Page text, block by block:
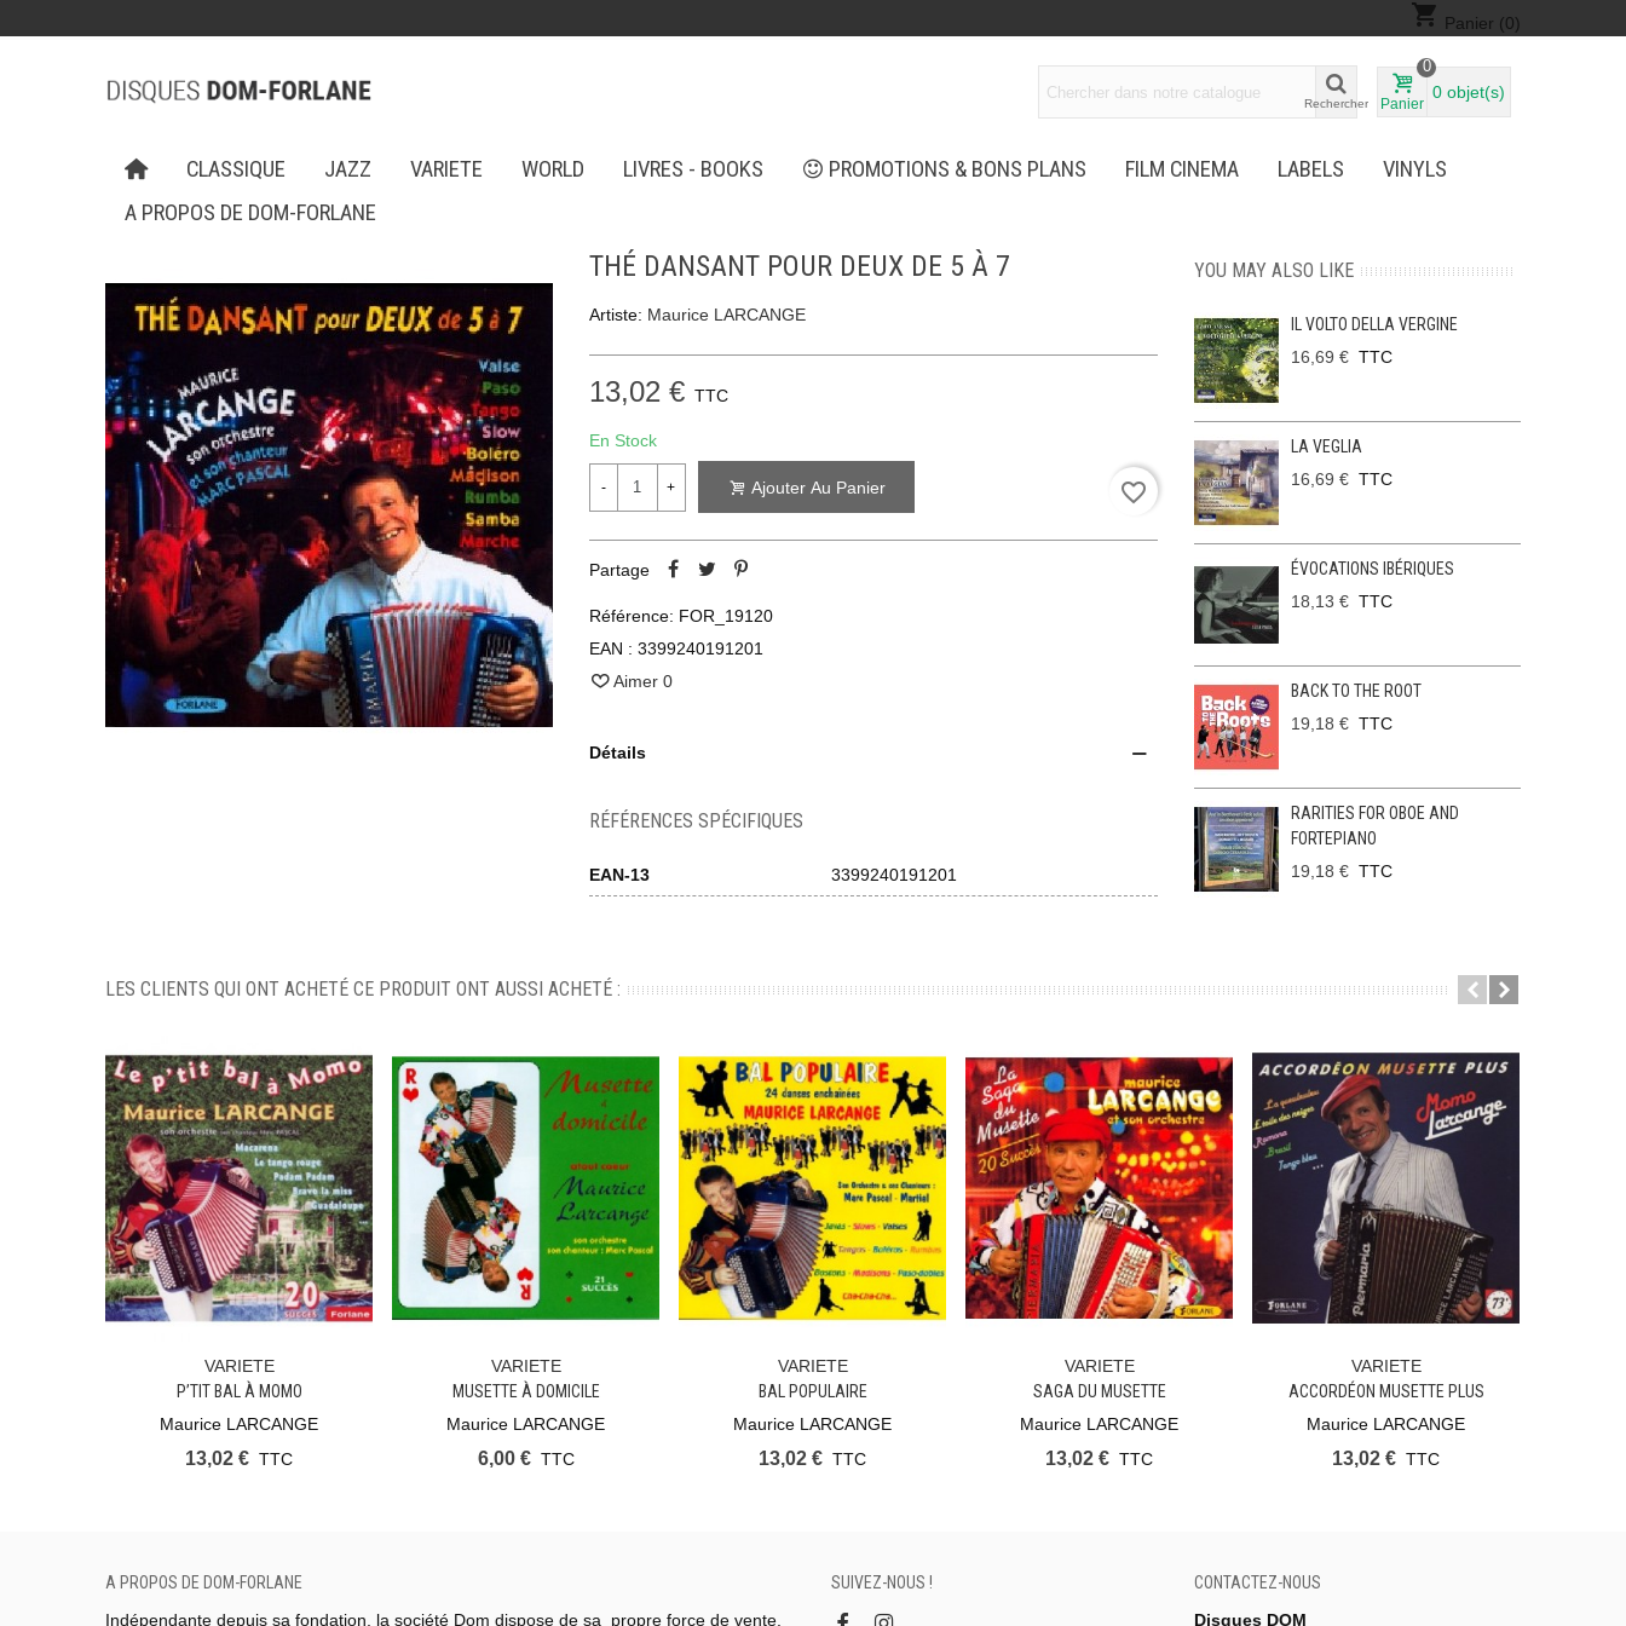
shopping_cart Panier (0)
Rechercher Panier
0
0 objet(s)
CLASSIQUE JAZZ VARIETE WORLD LIVRES - BOOKS PROMOTIONS & BONS PLANS FILM CINEMA LABELS
VINYLS
A PROPOS DE DOM-FORLANE
THÉ DANSANT POUR DEUX DE 5 À 7
Artiste: Maurice LARCANGE
13,02 € TTC
En Stock
- + Ajouter Au Panier favorite_border
Partage
Référence: FOR_19120
EAN : 3399240191201
Aimer 0
Détails
RÉFÉRENCES SPÉCIFIQUES
EAN-13 3399240191201
YOU MAY ALSO LIKE
IL VOLTO DELLA VERGINE
16,69 € TTC
LA VEGLIA
16,69 € TTC
ÉVOCATIONS IBÉRIQUES
18,13 € TTC
BACK TO THE ROOT
19,18 € TTC
RARITIES FOR OBOE AND
FORTEPIANO
19,18 € TTC
LES CLIENTS QUI ONT ACHETÉ CE PRODUIT ONT AUSSI ACHETÉ :
Ajouter Au Panier
VARIETE
P’TIT BAL À MOMO
Maurice LARCANGE
13,02 € TTC
Ajouter Au Panier
VARIETE
MUSETTE À DOMICILE
Maurice LARCANGE
6,00 € TTC
Ajouter Au Panier
VARIETE
BAL POPULAIRE
Maurice LARCANGE
13,02 € TTC
Ajouter Au Panier
VARIETE
SAGA DU MUSETTE
Maurice LARCANGE
13,02 € TTC
Ajouter Au Panier
VARIETE
ACCORDÉON MUSETTE PLUS
Maurice LARCANGE
13,02 € TTC
A PROPOS DE DOM-FORLANE
Indépendante depuis sa fondation, la société Dom dispose de sa propre force de vente.
SUIVEZ-NOUS !
CONTACTEZ-NOUS
Disques DOM